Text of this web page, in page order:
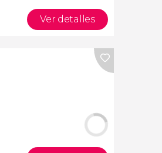
Ver detalles